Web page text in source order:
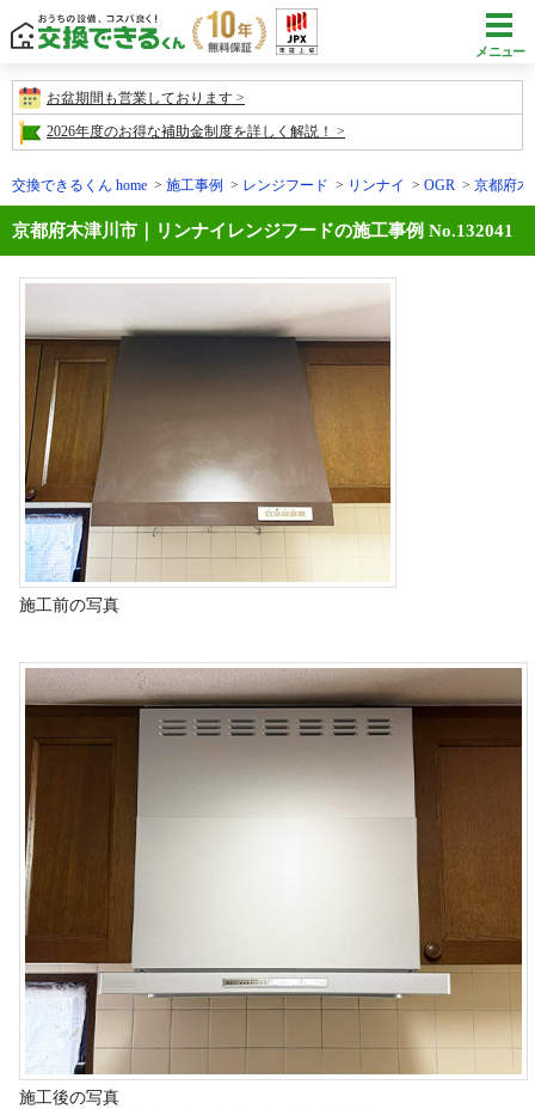
メニュー
お盆期間も営業しております
2026年度のお得な補助金制度を詳しく解説！
交換できるくん home 施工事例 レンジフード リンナイ OGR 京都府木
京都府木津川市｜リンナイレンジフードの施工事例 No.132041
施工前の写真
施工後の写真